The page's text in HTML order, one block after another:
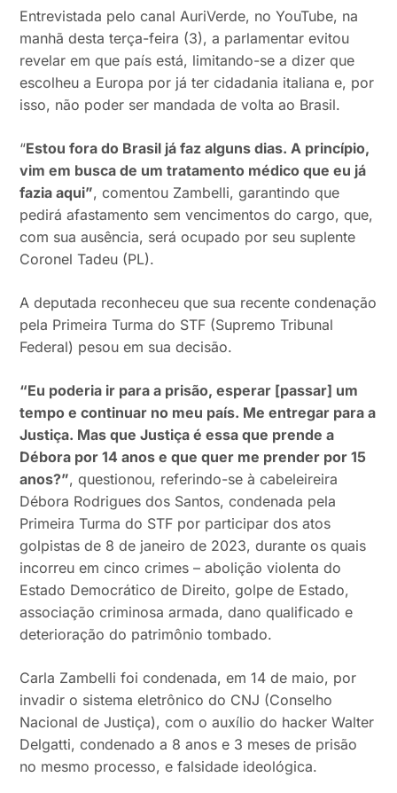
Entrevistada pelo canal AuriVerde, no YouTube, na
manhã desta terça-feira (3), a parlamentar evitou
revelar em que país está, limitando-se a dizer que
escolheu a Europa por já ter cidadania italiana e, por
isso, não poder ser mandada de volta ao Brasil.
“Estou fora do Brasil já faz alguns dias. A princípio,
vim em busca de um tratamento médico que eu já
fazia aqui”, comentou Zambelli, garantindo que
pedirá afastamento sem vencimentos do cargo, que,
com sua ausência, será ocupado por seu suplente
Coronel Tadeu (PL).
A deputada reconheceu que sua recente condenação
pela Primeira Turma do STF (Supremo Tribunal
Federal) pesou em sua decisão.
“Eu poderia ir para a prisão, esperar [passar] um
tempo e continuar no meu país. Me entregar para a
Justiça. Mas que Justiça é essa que prende a
Débora por 14 anos e que quer me prender por 15
anos?”, questionou, referindo-se à cabeleireira
Débora Rodrigues dos Santos, condenada pela
Primeira Turma do STF por participar dos atos
golpistas de 8 de janeiro de 2023, durante os quais
incorreu em cinco crimes – abolição violenta do
Estado Democrático de Direito, golpe de Estado,
associação criminosa armada, dano qualificado e
deterioração do patrimônio tombado.
Carla Zambelli foi condenada, em 14 de maio, por
invadir o sistema eletrônico do CNJ (Conselho
Nacional de Justiça), com o auxílio do hacker Walter
Delgatti, condenado a 8 anos e 3 meses de prisão
no mesmo processo, e falsidade ideológica.